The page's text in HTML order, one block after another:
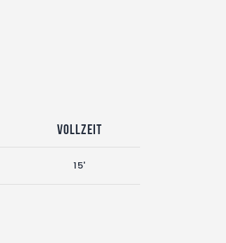
Vollzeit
15'